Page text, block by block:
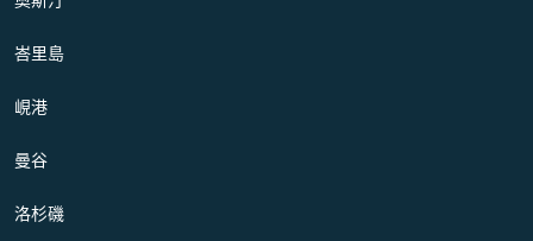
峇里島
峴港
曼谷
洛杉磯